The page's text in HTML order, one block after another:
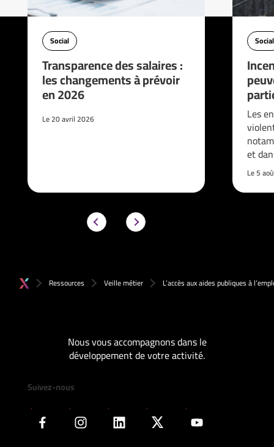
Social
Transparence des salaires :
les changements à prévoir
en 2026
Le 20 avril 2026
Social
Les
et
Le 5
Ressources Veille métier L’accès aux aides publiques à
Nous vous accompagnons dans le
développement de votre activité.
Suivez-nous